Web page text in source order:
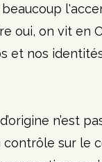
oui, on vit en
et nos
n’est
contrôle sur le